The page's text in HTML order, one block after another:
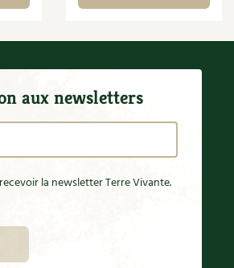
des plantes
aux newsletters
la newsletter Terre Vivante.